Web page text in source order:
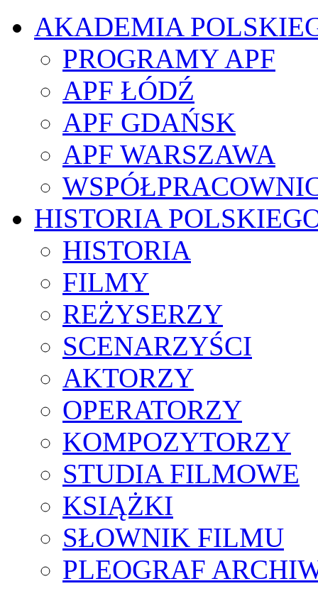
AKADEMIA
PROGRAMY APF
APF ŁÓDŹ
APF GDAŃSK
APF WARSZAWA
HISTORIA
HISTORIA
FILMY
REŻYSERZY
SCENARZYŚCI
AKTORZY
OPERATORZY
KOMPOZYTORZY
STUDIA FILMOWE
KSIĄŻKI
SŁOWNIK FILMU
PLEOGRAF